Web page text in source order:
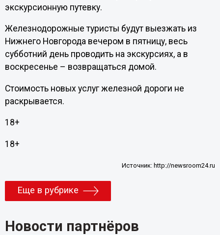
экскурсионную путевку.
Железнодорожные туристы будут выезжать из
Нижнего Новгорода вечером в пятницу, весь
субботний день проводить на экскурсиях, а в
воскресенье – возвращаться домой.
Стоимость новых услуг железной дороги не
раскрывается.
18+
18+
Источник:http://newsroom24.ru
Еще в рубрике
Новости партнёров